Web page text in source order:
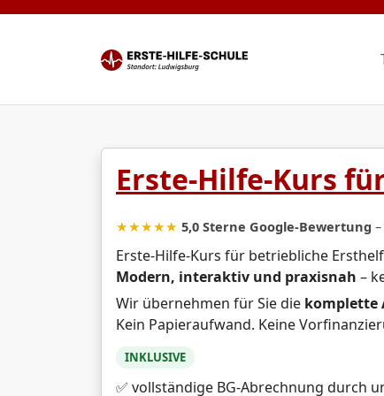
Zum Inhalt springen
{{bs5.template.a18y.jump_to_content}}
Erste-Hilfe-Kurs
★★★★★ 5,0 Sterne Google-Bewertung
Erste-Hilfe-Kurs für betriebliche
Modern, interaktiv und praxisnah –
Wir übernehmen für Sie die komplette
Kein Papieraufwand. Keine
INKLUSIVE
✅ vollständige BG-Abrechnung durch